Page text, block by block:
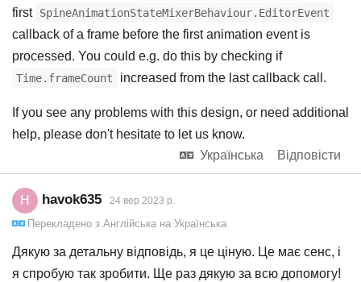
first SpineAnimationStateMixerBehaviour.EditorEvent
callback of a frame before the first animation event is
processed. You could e.g. do this by checking if
Time.frameCount increased from the last callback call.
If you see any problems with this design, or need additional
help, please don't hesitate to let us know.
Українська
Відповісти
H havok635 24 вер 2023 р.
Перекладено з Англійська на Українська
Дякую за детальну відповідь, я це ціную. Це має сенс, і
я спробую так зробити. Ще раз дякую за всю допомогу!